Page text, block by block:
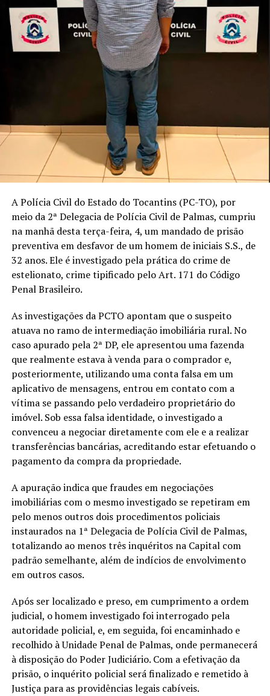
A Polícia Civil do Estado do Tocantins (PC-TO), por
meio da 2ª Delegacia de Polícia Civil de Palmas, cumpriu
na manhã desta terça-feira, 4, um mandado de prisão
preventiva em desfavor de um homem de iniciais S.S., de
32 anos. Ele é investigado pela prática do crime de
estelionato, crime tipificado pelo Art. 171 do Código
Penal Brasileiro.
As investigações da PCTO apontam que o suspeito
atuava no ramo de intermediação imobiliária rural. No
caso apurado pela 2ª DP, ele apresentou uma fazenda
que realmente estava à venda para o comprador e,
posteriormente, utilizando uma conta falsa em um
aplicativo de mensagens, entrou em contato com a
vítima se passando pelo verdadeiro proprietário do
imóvel. Sob essa falsa identidade, o investigado a
convenceu a negociar diretamente com ele e a realizar
transferências bancárias, acreditando estar efetuando o
pagamento da compra da propriedade.
A apuração indica que fraudes em negociações
imobiliárias com o mesmo investigado se repetiram em
pelo menos outros dois procedimentos policiais
instaurados na 1ª Delegacia de Polícia Civil de Palmas,
totalizando ao menos três inquéritos na Capital com
padrão semelhante, além de indícios de envolvimento
em outros casos.
Após ser localizado e preso, em cumprimento a ordem
judicial, o homem investigado foi interrogado pela
autoridade policial, e, em seguida, foi encaminhado e
recolhido à Unidade Penal de Palmas, onde permanecerá
à disposição do Poder Judiciário. Com a efetivação da
prisão, o inquérito policial será finalizado e remetido à
Justiça para as providências legais cabíveis.